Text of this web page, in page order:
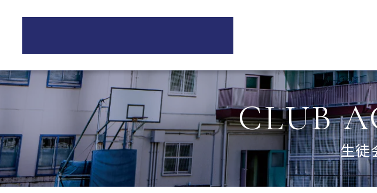
学校紹介
正則高等学校の3つの柱
校長ご挨拶
歴史・伝統
制服紹介
施設紹介
教育の特色
正則教育の全体図
学習指導
教科紹介
教育内容
進路指導
学校生活
年間行
体育
学院
学習
体験
CLUB
生徒